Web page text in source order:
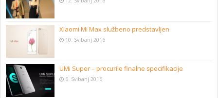
Xiaomi Mi Max službeno predstavljen
10. Svibanj 2016
UMi Super – procurile finalne specifikacije
6. Svibanj 2016